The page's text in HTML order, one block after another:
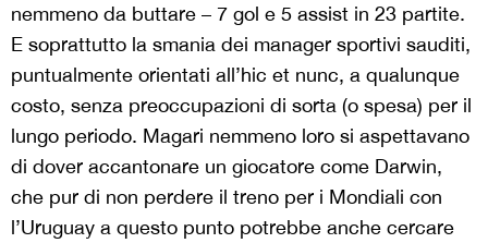
nemmeno da buttare – 7 gol e 5 assist in 23 partite.
E soprattutto la smania dei manager sportivi sauditi,
puntualmente orientati all’hic et nunc, a qualunque
costo, senza preoccupazioni di sorta (o spesa) per il
lungo periodo. Magari nemmeno loro si aspettavano
di dover accantonare un giocatore come Darwin,
che pur di non perdere il treno per i Mondiali con
l’Uruguay a questo punto potrebbe anche cercare